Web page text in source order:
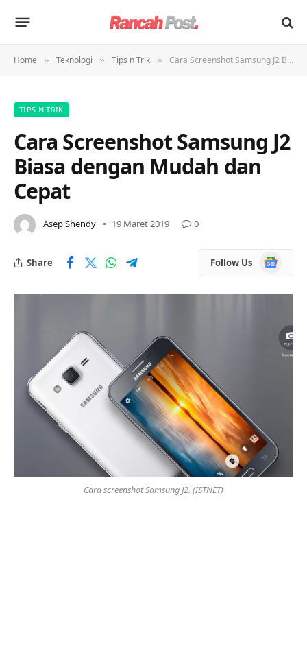
Home » Teknologi » Tips n Trik » Cara Screenshot Samsung J2 Biasa dengan Mudah dan Cepat
TIPS N TRIK
Cara Screenshot Samsung J2
Biasa dengan Mudah dan
Cepat
Asep Shendy 19 Maret 2019 0
Share Follow Us
Google
News
Cara screenshot Samsung J2. (ISTNET)